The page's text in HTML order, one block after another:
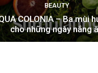
BEAUTY
COLONIA – Ba mùi
cho những ngày nắng